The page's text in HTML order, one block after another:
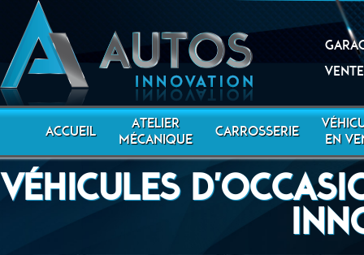
ACCUEIL
ATELIER
MÉCANIQUE
CARROSSERIE
EN
VÉHICULES